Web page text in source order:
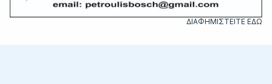
ΔΙΑΦΗΜΙΣΤΕΙΤΕ ΕΔΩ